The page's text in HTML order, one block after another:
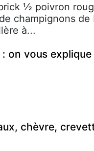
½ poivron
champignons de
à...
on vous
chèvre,